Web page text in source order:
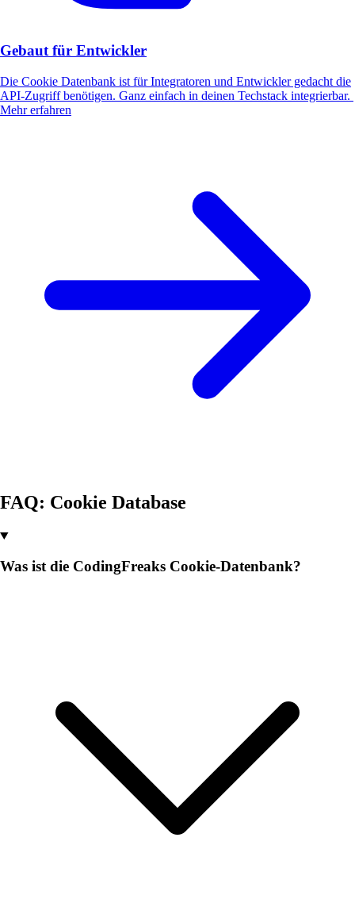
Gebaut für Entwickler
Die Cookie Datenbank ist für Integratoren und Entwickler gedacht die
API-Zugriff benötigen. Ganz einfach in deinen Techstack integrierbar.
Mehr erfahren
FAQ: Cookie Database
Was ist die CodingFreaks Cookie-Datenbank?